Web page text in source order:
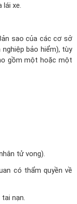
lái xe.
sao của các cơ sở
bảo hiểm), tùy
gồm một hoặc một
tử vong).
có thẩm quyền về
nạn.